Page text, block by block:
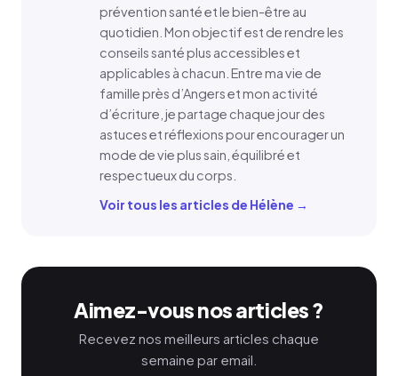
prévention santé et le bien-être au
quotidien. Mon objectif est de rendre les
conseils santé plus accessibles et
applicables à chacun. Entre ma vie de
famille près d’Angers et mon activité
d’écriture, je partage chaque jour des
astuces et réflexions pour encourager un
mode de vie plus sain, équilibré et
respectueux du corps.
Voir tous les articles de Hélène →
Aimez-vous nos articles ?
Recevez nos meilleurs articles chaque
semaine par email.